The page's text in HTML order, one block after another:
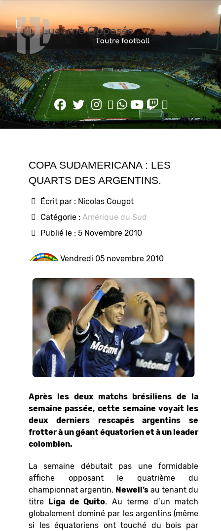
COPA SUDAMERICANA : LES
QUARTS DES ARGENTINS.
Écrit par : Nicolas Cougot
Catégorie : Amérique du Sud
Publié le : 5 Novembre 2010
Vendredi 05 novembre 2010
Après les deux matchs brésiliens de la
semaine passée, cette semaine voyait les
deux derniers rescapés argentins se
frotter à un géant équatorien et à un leader
colombien.
La semaine débutait pas une formidable
affiche opposant le quatrième du
championnat argentin, Newell’s au tenant du
titre
Liga de Quito. Au terme d’un match
globalement dominé par les argentins (même
si les équatoriens ont touché du bois par